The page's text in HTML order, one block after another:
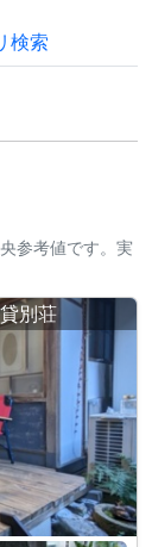
検索
参考値です。実
別荘